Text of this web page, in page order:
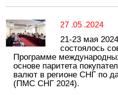
27 .05 .2024
21-23 мая
состоялось
Программе
основе паритета
валют в регионе СНГ по
(ПМС СНГ 2024).